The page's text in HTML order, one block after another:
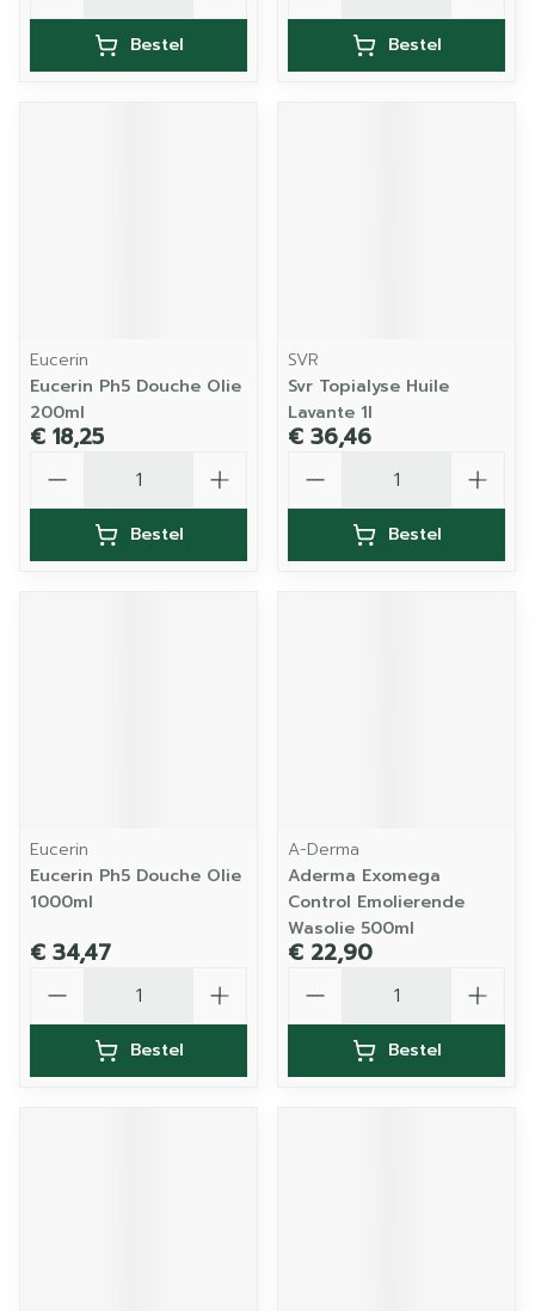
Bestel Bestel
Eucerin
Eucerin Ph5 Douche Olie
200ml
€ 18,25
Bestel
SVR
Svr Topialyse Huile
Lavante 1l
€ 36,46
Bestel
Eucerin
Eucerin Ph5 Douche Olie
1000ml
€ 34,47
Bestel
A-Derma
Aderma Exomega
Control Emolierende
Wasolie 500ml
€ 22,90
Bestel